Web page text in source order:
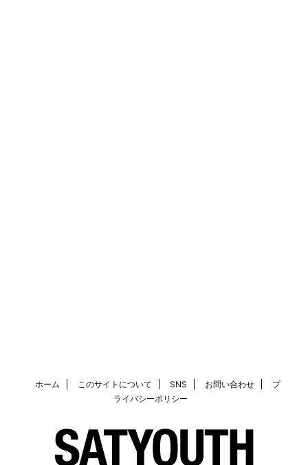
ホーム このサイトについて SNS お問い合わせ
プ
ライバシーポリシー